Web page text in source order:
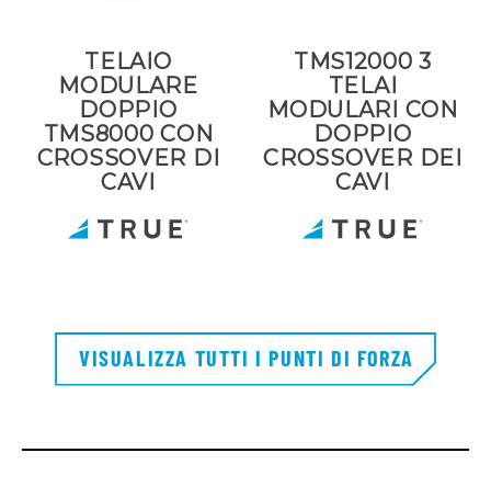
TELAIO
MODULARE
DOPPIO
TMS8000 CON
CROSSOVER DI
CAVI
TMS12000 3
TELAI
MODULARI CON
DOPPIO
CROSSOVER DEI
CAVI
VISUALIZZA TUTTI I PUNTI DI FORZA